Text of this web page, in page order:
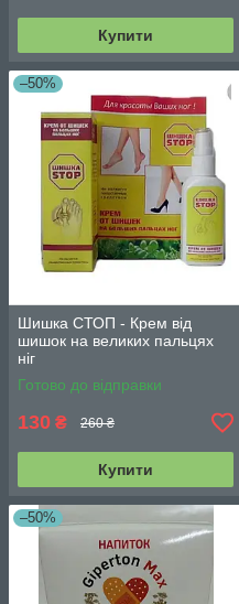
Купити
–50%
Шишка СТОП - Крем від
шишок на великих пальцях
ніг
Готово до відправки
130 ₴ 260 ₴
Купити
–50%